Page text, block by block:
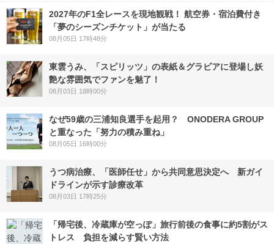
2027年のF1全レースを現地観戦！ 航空券・宿泊費付き
「夢のシーズンチケット」が当たる
08月05日 17時48分
東雲うみ、「スピリッツ」の表紙＆グラビアに登場し妖
艶な雰囲気でファンを魅了！
08月03日 18時00分
なぜ59歳の三浦知良選手を起用？ ONODERA GROUP
と重なった「努力の積み重ね」
08月05日 16時00分
うつ病治療、「医師任せ」から共同意思決定へ 新ガイ
ドラインが示す診療改革
08月03日 17時25分
「帰宅後、冷蔵庫が空っぽ」旅行前後の食事に約5割がス
トレス 負担を減らす賢い方法